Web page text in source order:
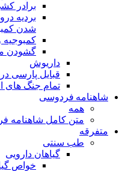
برادر
بردیه
شدن
کمبوجیه
گشودن
داریوش
قبایل پارسی
تمام جنگ های
شاهنامه فردوسی
همه
متن کامل شاهنامه
متفرقه
طب سنتی
گیاهان دارویی
خواص